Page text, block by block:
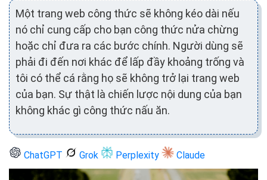
Một trang web công thức sẽ không kéo dài nếu
nó chỉ cung cấp cho bạn công thức nửa chừng
hoặc chỉ đưa ra các bước chính. Người dùng sẽ
phải đi đến nơi khác để lấp đầy khoảng trống và
tôi có thể cá rằng họ sẽ không trở lại trang web
của bạn. Sự thật là chiến lược nội dung của bạn
không khác gì công thức nấu ăn.
ChatGPT Grok Perplexity Claude